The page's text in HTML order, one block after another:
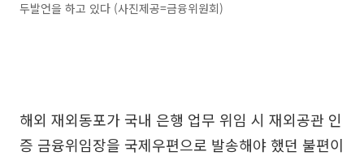
두발언을 하고 있다 (사진제공=금융위원회)
해외 재외동포가 국내 은행 업무 위임 시 재외공관 인
증 금융위임장을 국제우편으로 발송해야 했던 불편이